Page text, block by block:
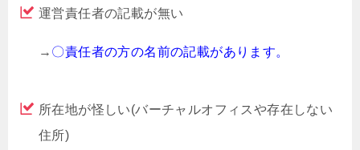
運営責任者の記載が無い
→ 〇責任者の方の名前の記載があります。
所在地が怪しい(バーチャルオフィスや存在しない
住所)